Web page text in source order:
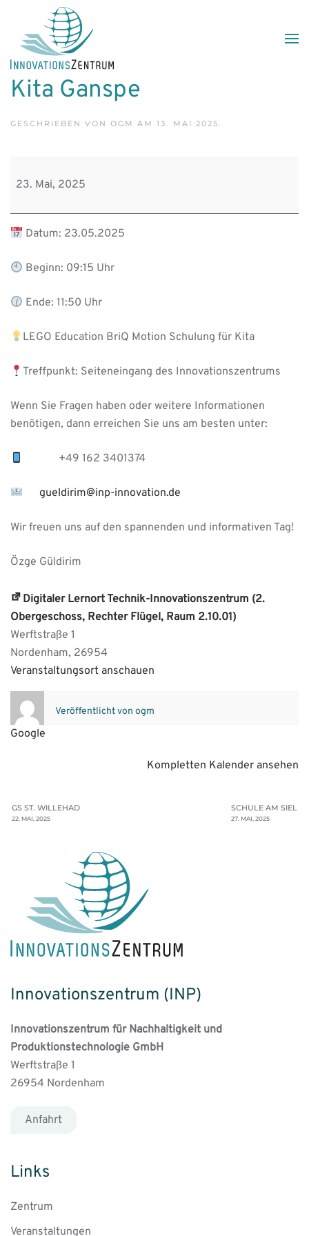
Skip to main content
Kita Ganspe
GESCHRIEBEN VON OGM AM 13. MAI 2025.
Ganspe
23. Mai, 2025
Datum: 23.05.2025
Beginn: 09:15 Uhr
Ende: 11:50 Uhr
LEGO Education BriQ Motion Schulung für Kita
Treffpunkt: Seiteneingang des Innovationszentrums
Wenn Sie Fragen haben oder weitere Informationen
benötigen, dann erreichen Sie uns am besten unter:
+49 162 3401374
gueldirim@inp-innovation.de
Wir freuen uns auf den spannenden und informativen Tag!
Özge Güldirim
Digitaler Lernort Technik-Innovationszentrum (2.
Obergeschoss, Rechter Flügel, Raum 2.10.01)
Werftstraße 1
Nordenham, 26954
Veranstaltungsort anschauen
Veröffentlicht von ogm
Google
Kompletten Kalender ansehen
GS ST. WILLEHAD
22. MAI, 2025
SCHULE AM SIEL
27. MAI, 2025
Innovationszentrum (INP)
Innovationszentrum für Nachhaltigkeit und
Produktionstechnologie GmbH
Werftstraße 1
26954 Nordenham
Anfahrt
Links
Zentrum
Veranstaltungen